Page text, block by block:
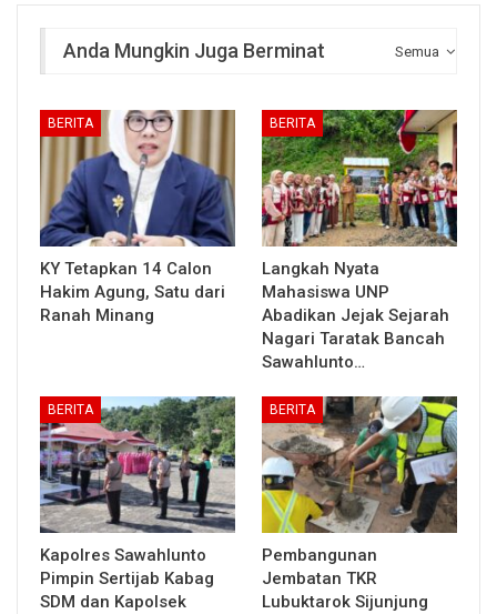
Semua
Anda Mungkin Juga Berminat
BERITA
KY Tetapkan 14 Calon
Hakim Agung, Satu dari
Ranah Minang
BERITA
Langkah Nyata
Mahasiswa UNP
Abadikan Jejak Sejarah
Nagari Taratak Bancah
Sawahlunto…
BERITA
Kapolres Sawahlunto
Pimpin Sertijab Kabag
SDM dan Kapolsek
BERITA
Pembangunan
Jembatan TKR
Lubuktarok Sijunjung